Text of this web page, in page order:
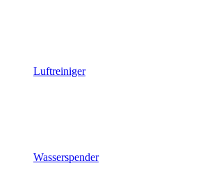
Luftreiniger
Wasserspender